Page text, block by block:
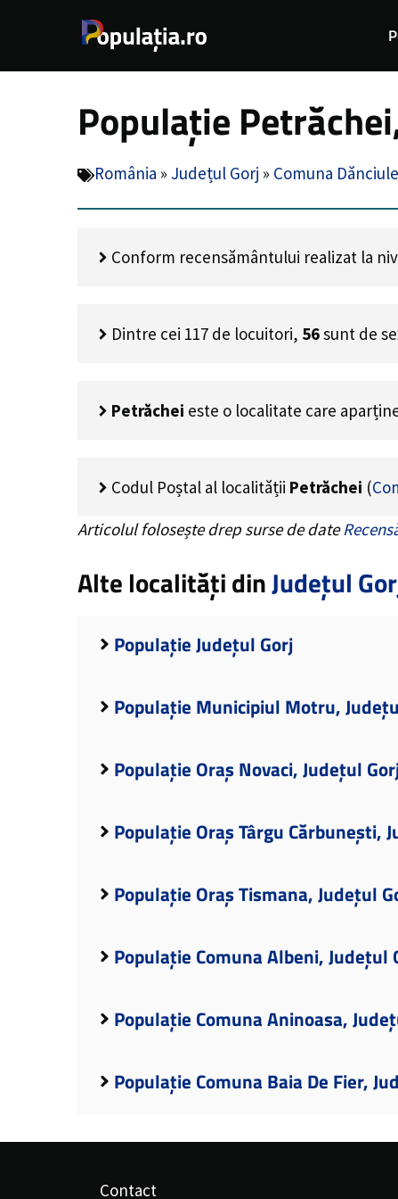
Populație
România » Județul Gorj » Comuna
Conform recensământului realizat la
Dintre cei 117 de locuitori, 56sunt de
Petrăchei este o localitate care
Codul Poștal al localității Petrăchei (
Articolul folosește drep surse de date
Alte localități dinJudețul
Populație Județul Gorj
Populație Municipiul Motru,
Populație Oraș Novaci, Județul
Populație Oraș Târgu Cărbunești,
Populație Oraș Tismana, Județul
Populație Comuna Albeni, Județul
Populație Comuna Aninoasa,
Populație Comuna Baia De Fier,
Contact